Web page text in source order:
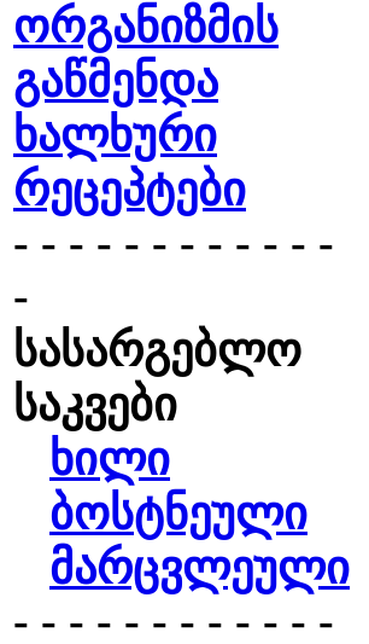
ორგანიზმის
გაწმენდა
ხალხური
რეცეპტები
- - - - - - - - - - - -
-
სასარგებლო
საკვები
ხილი
ბოსტნეული
მარცვლეული
- - - - - - - - - - - -